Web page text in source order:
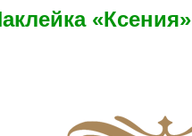
«Ксения»